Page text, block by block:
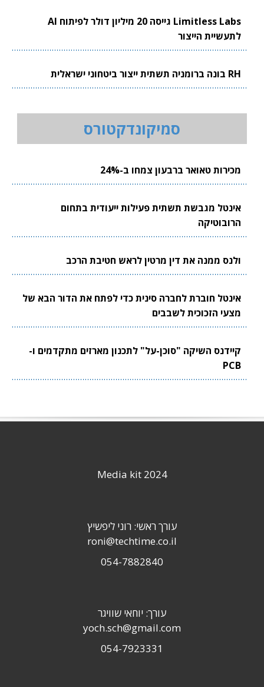
Limitless Labs גייסה 20 מיליון דולר לפיתוח AI
לתעשיית הייצור
RH בונה ברומניה תשתית ייצור ביטחוני ישראלית
סמיקונדקטורס
מכירות טאואר ברבעון צמחו ב-24%
אינטל מגבשת תשתית פעילות ייעודית בתחום
הרובוטיקה
ולנס ממנה את דין מרטין לראש חטיבת הרכב
אינטל חוברת לחברה סינית כדי לפתח את הדור הבא של
מצעי הזכוכית לשבבים
קיידנס השיקה "סוכן-על" לתכנון מארזים מתקדמים ו-
PCB
Media kit 2024
עורך ראשי: רוני ליפשיץ
roni@techtime.co.il
054-7882840
עורך: יוחאי שוויגר
yoch.sch@gmail.com
054-7923331